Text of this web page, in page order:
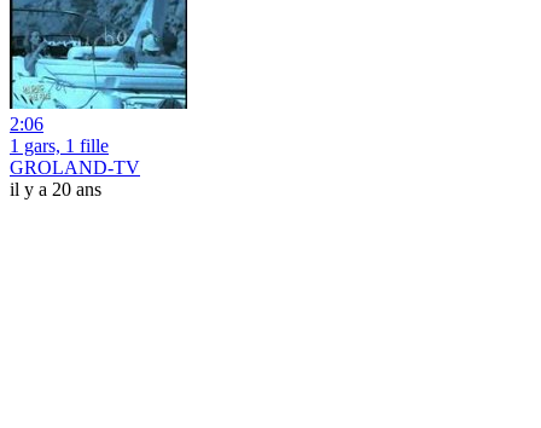
2:06
1 gars, 1 fille
GROLAND-TV
il y a 20 ans